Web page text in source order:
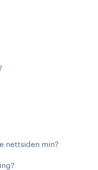
nettsiden min?